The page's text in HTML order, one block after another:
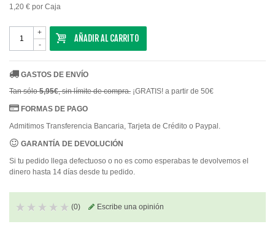
1,20 € por Caja
-
+
AÑADIR AL CARRITO
GASTOS DE ENVÍO
Tan sólo5,95€, sin límite de compra. ¡GRATIS! a partir de 50€
FORMAS DE PAGO
Admitimos Transferencia Bancaria, Tarjeta de Crédito o Paypal.
GARANTÍA DE DEVOLUCIÓN
Si tu pedido llega defectuoso o no es como esperabas te devolvemos el
dinero hasta 14 días desde tu pedido.
(0) Escribe una opinión